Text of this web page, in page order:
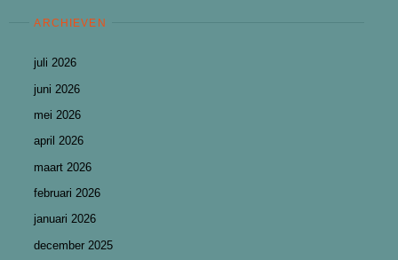
ARCHIEVEN
juli 2026
juni 2026
mei 2026
april 2026
maart 2026
februari 2026
januari 2026
december 2025